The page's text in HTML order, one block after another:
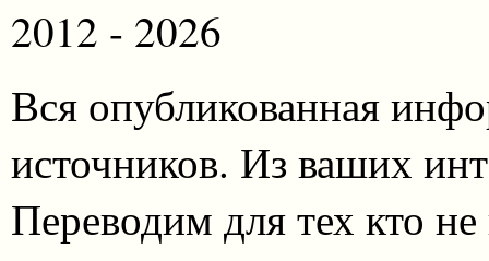
2012 - 2026
Вся опубликованная
источников. Из ваших
Переводим для тех кто